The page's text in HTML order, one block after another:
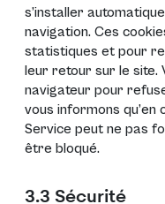
s’installer
navigation. Ces
statistiques et pour
leur retour sur le site.
navigateur pour
vous informons qu’en
Service peut ne pas
être bloqué.
3.3 Sécurité